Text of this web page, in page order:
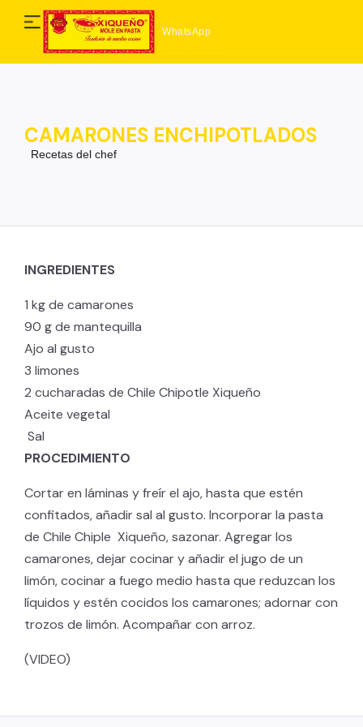
WhatsApp
CAMARONES ENCHIPOTLADOS
Recetas del chef
INGREDIENTES
1 kg de camarones
90 g de mantequilla
Ajo al gusto
3 limones
2 cucharadas de Chile Chipotle Xiqueño
Aceite vegetal
Sal
PROCEDIMIENTO
Cortar en láminas y freír el ajo, hasta que estén
confitados, añadir sal al gusto. Incorporar la pasta
de Chile Chiple Xiqueño, sazonar. Agregar los
camarones, dejar cocinar y añadir el jugo de un
limón, cocinar a fuego medio hasta que reduzcan los
líquidos y estén cocidos los camarones; adornar con
trozos de limón. Acompañar con arroz.
(VIDEO)